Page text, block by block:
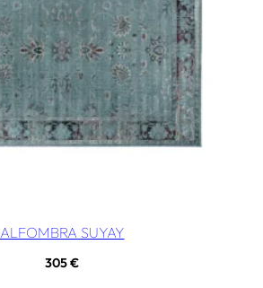
ALFOMBRA SUYAY
305€